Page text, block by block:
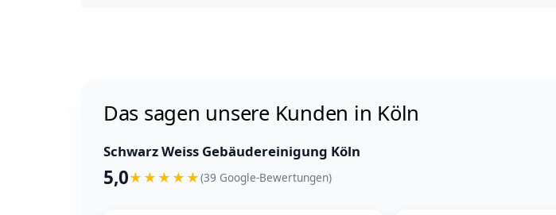
Das sagen unsere Kunden in Köln
Schwarz Weiss Gebäudereinigung Köln
5,0★ ★ ★ ★ ★(39 Google-Bewertungen)